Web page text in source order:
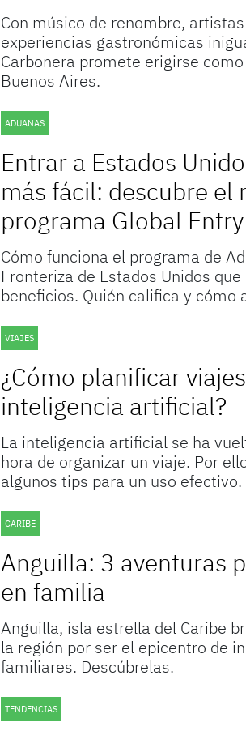
Con músico de renombre,
experiencias gastronómicas
Carbonera promete erigirse
Buenos Aires.
ADUANAS
Entrar a Estados
más fácil: descubre el
programa Global Entry
Cómo funciona el programa de
Fronteriza de Estados Unidos
beneficios. Quién califica y cómo
VIAJES
¿Cómo planificar
inteligencia artificial?
La inteligencia artificial se ha
hora de organizar un viaje. Por
algunos tips para un uso efectivo.
CARIBE
Anguilla: 3 aventuras
en familia
Anguilla, isla estrella del Caribe
la región por ser el epicentro de
familiares. Descúbrelas.
TENDENCIAS